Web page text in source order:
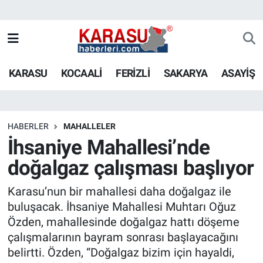
KARASU KOCAALİ FERİZLİ SAKARYA ASAYİŞ
HABERLER MAHALLELER
İhsaniye Mahallesi’nde
doğalgaz çalışması başlıyor
Karasu’nun bir mahallesi daha doğalgaz ile
buluşacak. İhsaniye Mahallesi Muhtarı Oğuz
Özden, mahallesinde doğalgaz hattı döşeme
çalışmalarının bayram sonrası başlayacağını
belirtti. Özden, “Doğalgaz bizim için hayaldi,